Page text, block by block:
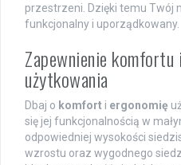
przestrzeni. Dzięki temu Twój
funkcjonalny i uporządkowany.
Zapewnienie
użytkowania
Dbaj o komfort i ergonomię
się jej funkcjonalnością w
odpowiedniej wysokości
wzrostu oraz wygodnego